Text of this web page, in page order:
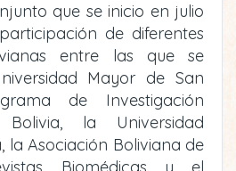
que se inicio en julio
de diferentes
entre las que se
Mayor de San
de Investigación
la Universidad
la Asociación Boliviana de